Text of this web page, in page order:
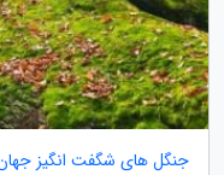
جنگل های شگفت انگیز